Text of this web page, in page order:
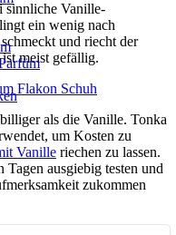
sinnliche Vanille-
ein wenig nach
und riecht der
meist gefällig.
als die Vanille. Tonka
um Kosten zu
Vanille riechen zu lassen.
Tagen ausgiebig testen und
zukommen